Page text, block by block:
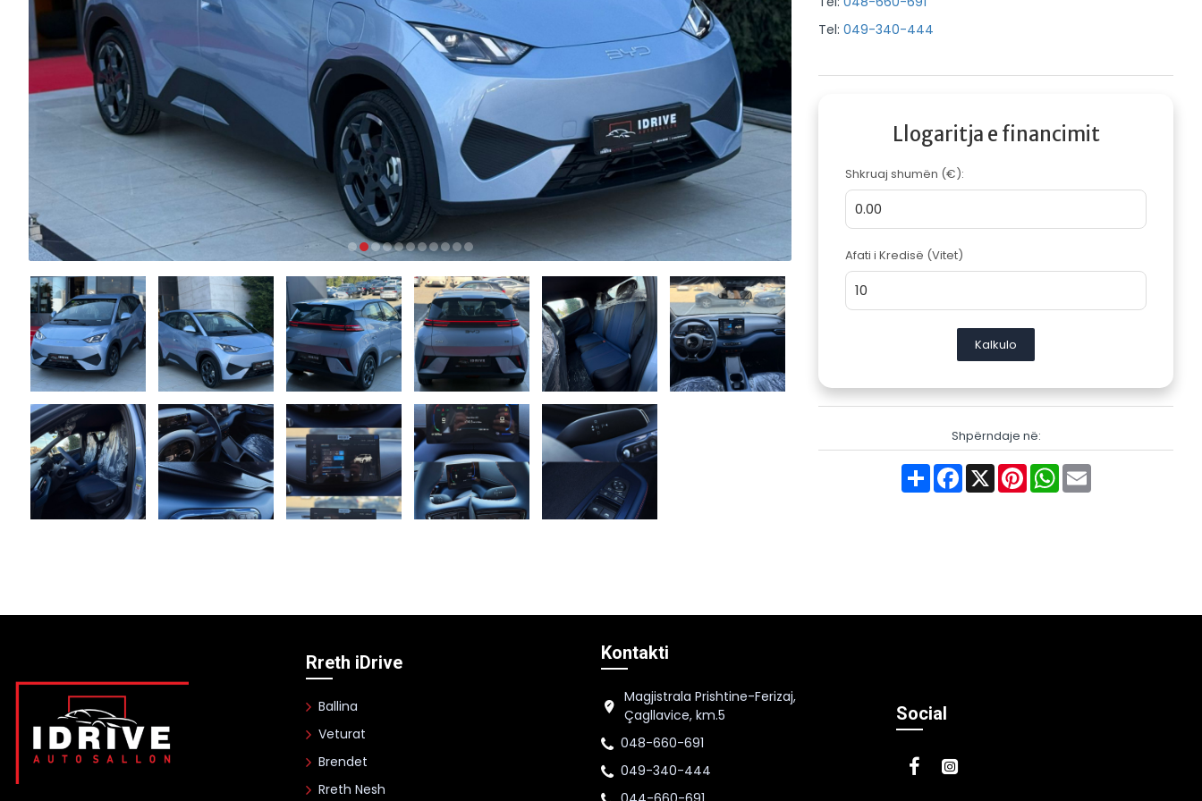
Tel:049-340-444
Llogaritja e financimit
Shkruaj shumën (€):
Afati i Kredisë (Vitet)
Kalkulo
Shpërndaje në:
ShareFacebook
X PinterestWhatsApp
Email
Rreth iDrive
Ballina
Veturat
Brendet
Rreth Nesh
Kontakti
Magjistrala Prishtine-Ferizaj,
Çagllavice, km.5
048-660-691
049-340-444
Social